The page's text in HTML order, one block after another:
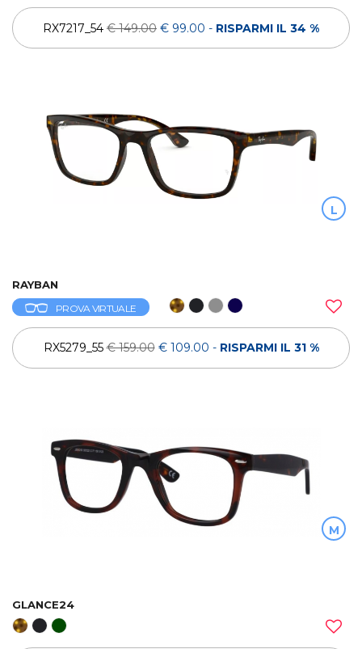
RX7217_54 € 149.00 € 99.00 - RISPARMI IL 34 %
L
RAYBAN
PROVA VIRTUALE
RX5279_55€ 159.00 € 109.00 - RISPARMI IL 31 %
M
GLANCE24